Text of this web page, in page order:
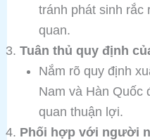
tránh phát sinh rắc
quan.
Tuân thủ quy định
Nắm rõ quy định
Nam và Hàn Quốc
quan thuận lợi.
Phối hợp với người